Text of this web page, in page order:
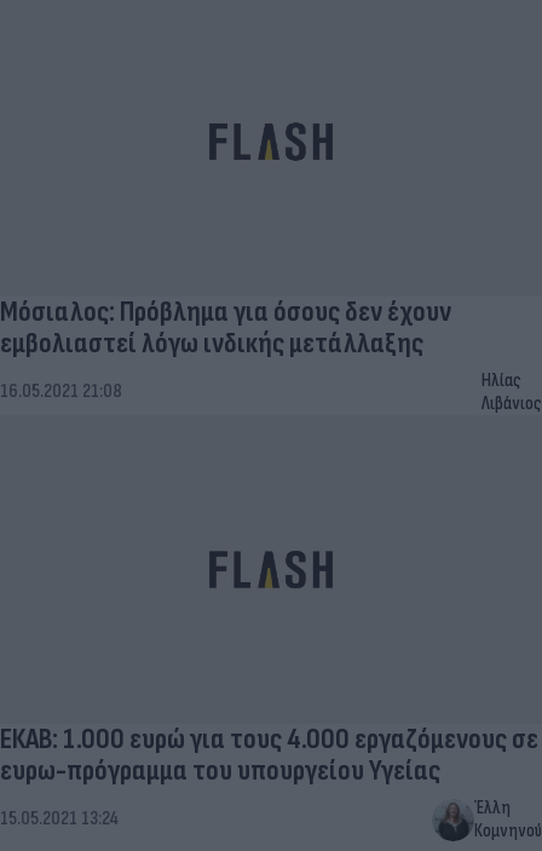
Μόσιαλος: Πρόβλημα για όσους δεν έχουν
εμβολιαστεί λόγω ινδικής μετάλλαξης
16.05.2021 21:08
Ηλίας
Λιβάνιος
ΕΚΑΒ: 1.000 ευρώ για τους 4.000 εργαζόμενους σε
ευρω-πρόγραμμα του υπουργείου Υγείας
15.05.2021 13:24
Έλλη
Κομνηνού